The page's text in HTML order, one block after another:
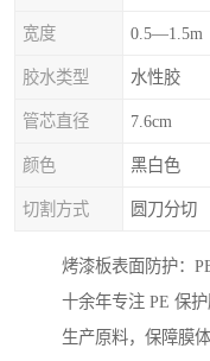
宽度 0.5—1.5m
胶水类型 水性胶
管芯直径 7.6cm
颜色 黑白色
切割方式 圆刀分切
烤漆板表面防护：
十余年专注 PE 保
生产原料，保障膜